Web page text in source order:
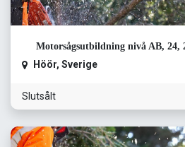
Motorsågsutbildning nivå AB, 24,
Höör, Sverige
Slutsålt